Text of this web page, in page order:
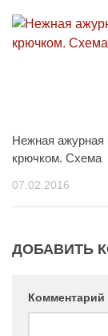
Нежная ажурная
крючком. Схема
07.02.2016
ДОБАВИТЬ
Комментарий